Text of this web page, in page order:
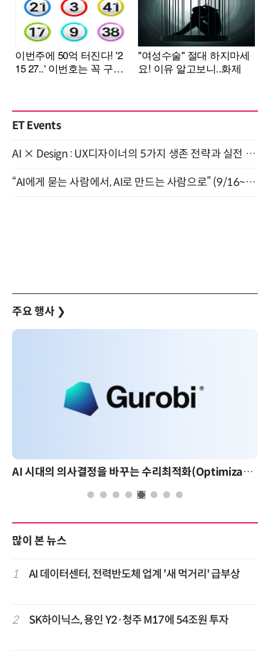
ET Events
AI × Design : UX디자이너의 5가지 생존 전략과 실전 대응 8월 28일 개최
“AI에게 묻는 사람에서, AI로 만드는 사람으로” (9/16~17)
주요 행사 ❯
AI 시대의 의사결정을 바꾸는 수리최적화(Optimization): 실제 산업 적용 사례와 활용 전략
많이 본 뉴스
1 AI 데이터센터, 전력반도체 업계 '새 먹거리' 급부상
2 SK하이닉스, 용인 Y2·청주 M17에 54조원 투자